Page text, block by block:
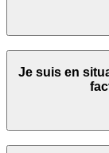
Je suis en